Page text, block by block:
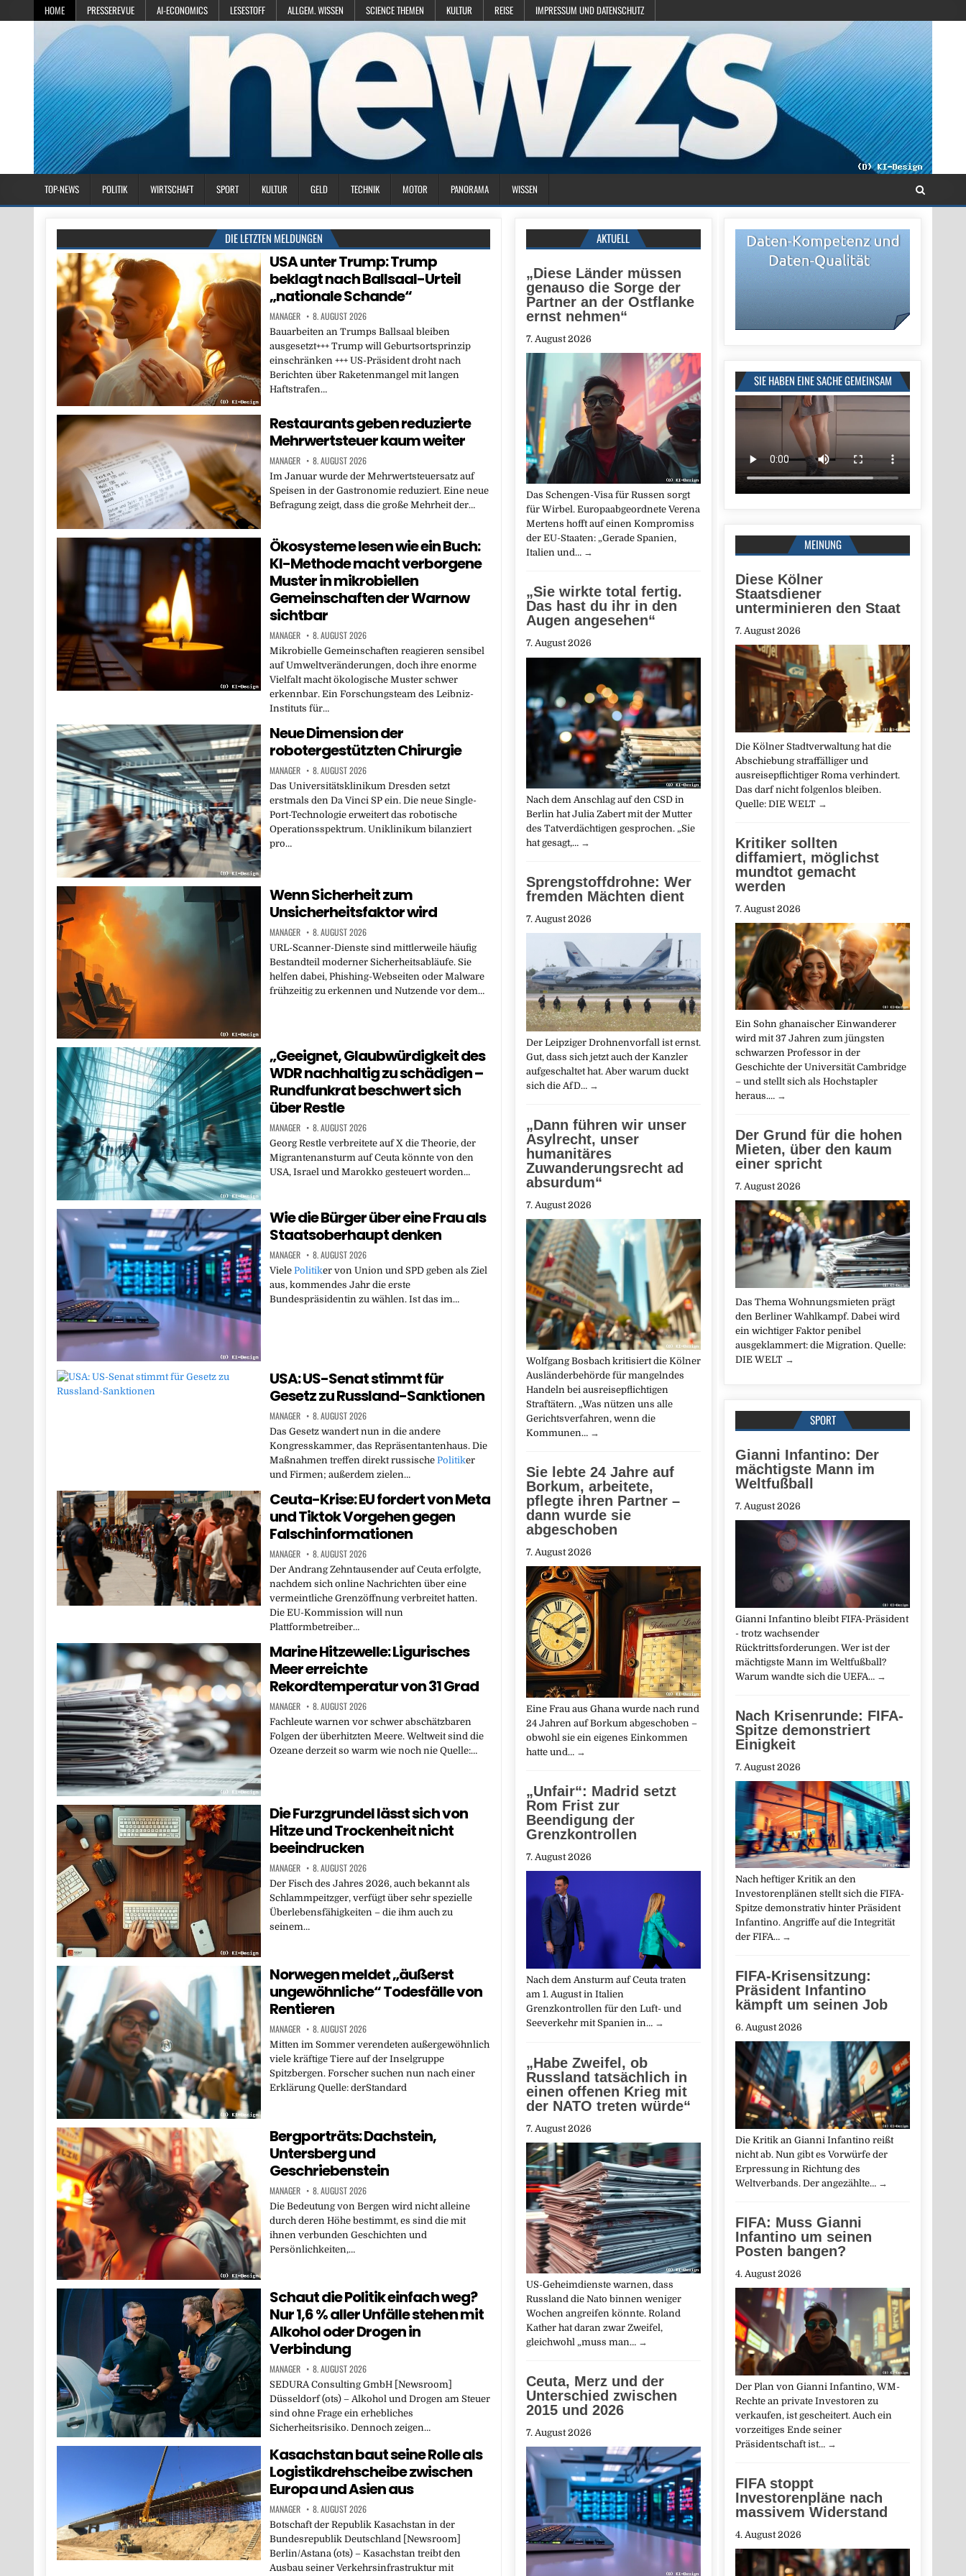
HOME PRESSEREVUE AI-ECONOMICS LESESTOFF ALLGEM. WISSEN SCIENCE THEMEN KULTUR REISE IMPRESSUM UND DATENSCHUTZ
TOP-NEWS POLITIK WIRTSCHAFT SPORT KULTUR GELD TECHNIK MOTOR PANORAMA WISSEN
DIE LETZTEN MELDUNGEN
USA unter Trump: Trump
beklagt nach Ballsaal-Urteil
„nationale Schande“
MANAGER 8. AUGUST 2026
Bauarbeiten an Trumps Ballsaal bleiben
ausgesetzt+++ Trump will Geburtsortsprinzip
einschränken +++ US-Präsident droht nach
Berichten über Raketenmangel mit langen
Haftstrafen…
Restaurants geben reduzierte
Mehrwertsteuer kaum weiter
MANAGER 8. AUGUST 2026
Im Januar wurde der Mehrwertsteuersatz auf
Speisen in der Gastronomie reduziert. Eine neue
Befragung zeigt, dass die große Mehrheit der…
Ökosysteme lesen wie ein Buch:
KI-Methode macht verborgene
Muster in mikrobiellen
Gemeinschaften der Warnow
sichtbar
MANAGER 8. AUGUST 2026
Mikrobielle Gemeinschaften reagieren sensibel
auf Umweltveränderungen, doch ihre enorme
Vielfalt macht ökologische Muster schwer
erkennbar. Ein Forschungsteam des Leibniz-
Instituts für…
Neue Dimension der
robotergestützten Chirurgie
MANAGER 8. AUGUST 2026
Das Universitätsklinikum Dresden setzt
erstmals den Da Vinci SP ein. Die neue Single-
Port-Technologie erweitert das robotische
Operationsspektrum. Uniklinikum bilanziert
pro…
Wenn Sicherheit zum
Unsicherheitsfaktor wird
MANAGER 8. AUGUST 2026
URL-Scanner-Dienste sind mittlerweile häufig
Bestandteil moderner Sicherheitsabläufe. Sie
helfen dabei, Phishing-Webseiten oder Malware
frühzeitig zu erkennen und Nutzende vor dem…
„Geeignet, Glaubwürdigkeit des
WDR nachhaltig zu schädigen –
Rundfunkrat beschwert sich
über Restle
MANAGER 8. AUGUST 2026
Georg Restle verbreitete auf X die Theorie, der
Migrantenansturm auf Ceuta könnte von den
USA, Israel und Marokko gesteuert worden…
Wie die Bürger über eine Frau als
Staatsoberhaupt denken
MANAGER 8. AUGUST 2026
Viele Politiker von Union und SPD geben als Ziel
aus, kommendes Jahr die erste
Bundespräsidentin zu wählen. Ist das im…
USA: US-Senat stimmt für
Gesetz zu Russland-Sanktionen
MANAGER 8. AUGUST 2026
Das Gesetz wandert nun in die andere
Kongresskammer, das Repräsentantenhaus. Die
Maßnahmen treffen direkt russische Politiker
und Firmen; außerdem zielen…
Ceuta-Krise: EU fordert von Meta
und Tiktok Vorgehen gegen
Falschinformationen
MANAGER 8. AUGUST 2026
Der Andrang Zehntausender auf Ceuta erfolgte,
nachdem sich online Nachrichten über eine
vermeintliche Grenzöffnung verbreitet hatten.
Die EU-Kommission will nun
Plattformbetreiber…
Marine Hitzewelle: Ligurisches
Meer erreichte
Rekordtemperatur von 31 Grad
MANAGER 8. AUGUST 2026
Fachleute warnen vor schwer abschätzbaren
Folgen der überhitzten Meere. Weltweit sind die
Ozeane derzeit so warm wie noch nie Quelle:…
Die Furzgrundel lässt sich von
Hitze und Trockenheit nicht
beeindrucken
MANAGER 8. AUGUST 2026
Der Fisch des Jahres 2026, auch bekannt als
Schlammpeitzger, verfügt über sehr spezielle
Überlebensfähigkeiten – die ihm auch zu
seinem…
Norwegen meldet „äußerst
ungewöhnliche“ Todesfälle von
Rentieren
MANAGER 8. AUGUST 2026
Mitten im Sommer verendeten außergewöhnlich
viele kräftige Tiere auf der Inselgruppe
Spitzbergen. Forscher suchen nun nach einer
Erklärung Quelle: derStandard
Bergporträts: Dachstein,
Untersberg und
Geschriebenstein
MANAGER 8. AUGUST 2026
Die Bedeutung von Bergen wird nicht alleine
durch deren Höhe bestimmt, es sind die mit
ihnen verbunden Geschichten und
Persönlichkeiten,…
Schaut die Politik einfach weg?
Nur 1,6 % aller Unfälle stehen mit
Alkohol oder Drogen in
Verbindung
MANAGER 8. AUGUST 2026
SEDURA Consulting GmbH [Newsroom]
Düsseldorf (ots) – Alkohol und Drogen am Steuer
sind ohne Frage ein erhebliches
Sicherheitsrisiko. Dennoch zeigen…
Kasachstan baut seine Rolle als
Logistikdrehscheibe zwischen
Europa und Asien aus
MANAGER 8. AUGUST 2026
Botschaft der Republik Kasachstan in der
Bundesrepublik Deutschland [Newsroom]
Berlin/Astana (ots) – Kasachstan treibt den
Ausbau seiner Verkehrsinfrastruktur mit
SIE HABEN EINE SACHE GEMEINSAM
MEINUNG
Diese Kölner
Staatsdiener
unterminieren den Staat
7. August 2026
Die Kölner Stadtverwaltung hat die
Abschiebung straffälliger und
ausreisepflichtiger Roma verhindert.
Das darf nicht folgenlos bleiben.
Quelle: DIE WELT →
Kritiker sollten
diffamiert, möglichst
mundtot gemacht
werden
7. August 2026
Ein Sohn ghanaischer Einwanderer
wird mit 37 Jahren zum jüngsten
schwarzen Professor in der
Geschichte der Universität Cambridge
– und stellt sich als Hochstapler
heraus.… →
Der Grund für die hohen
Mieten, über den kaum
einer spricht
7. August 2026
Das Thema Wohnungsmieten prägt
den Berliner Wahlkampf. Dabei wird
ein wichtiger Faktor penibel
ausgeklammert: die Migration. Quelle:
DIE WELT →
SPORT
Gianni Infantino: Der
mächtigste Mann im
Weltfußball
7. August 2026
Gianni Infantino bleibt FIFA-Präsident
- trotz wachsender
Rücktrittsforderungen. Wer ist der
mächtigste Mann im Weltfußball?
Warum wandte sich die UEFA… →
Nach Krisenrunde: FIFA-
Spitze demonstriert
Einigkeit
7. August 2026
Nach heftiger Kritik an den
Investorenplänen stellt sich die FIFA-
Spitze demonstrativ hinter Präsident
Infantino. Angriffe auf die Integrität
der FIFA… →
FIFA-Krisensitzung:
Präsident Infantino
kämpft um seinen Job
6. August 2026
Die Kritik an Gianni Infantino reißt
nicht ab. Nun gibt es Vorwürfe der
Erpressung in Richtung des
Weltverbands. Der angezählte… →
FIFA: Muss Gianni
Infantino um seinen
Posten bangen?
4. August 2026
Der Plan von Gianni Infantino, WM-
Rechte an private Investoren zu
verkaufen, ist gescheitert. Auch ein
vorzeitiges Ende seiner
Präsidentschaft ist… →
FIFA stoppt
Investorenpläne nach
massivem Widerstand
4. August 2026
AKTUELL
„Diese Länder müssen
genauso die Sorge der
Partner an der Ostflanke
ernst nehmen“
7. August 2026
Das Schengen-Visa für Russen sorgt
für Wirbel. Europaabgeordnete Verena
Mertens hofft auf einen Kompromiss
der EU-Staaten: „Gerade Spanien,
Italien und… →
„Sie wirkte total fertig.
Das hast du ihr in den
Augen angesehen“
7. August 2026
Nach dem Anschlag auf den CSD in
Berlin hat Julia Zabert mit der Mutter
des Tatverdächtigen gesprochen. „Sie
hat gesagt,… →
Sprengstoffdrohne: Wer
fremden Mächten dient
7. August 2026
Der Leipziger Drohnenvorfall ist ernst.
Gut, dass sich jetzt auch der Kanzler
aufgeschaltet hat. Aber warum duckt
sich die AfD… →
„Dann führen wir unser
Asylrecht, unser
humanitäres
Zuwanderungsrecht ad
absurdum“
7. August 2026
Wolfgang Bosbach kritisiert die Kölner
Ausländerbehörde für mangelndes
Handeln bei ausreisepflichtigen
Straftätern. „Was nützen uns alle
Gerichtsverfahren, wenn die
Kommunen… →
Sie lebte 24 Jahre auf
Borkum, arbeitete,
pflegte ihren Partner –
dann wurde sie
abgeschoben
7. August 2026
Eine Frau aus Ghana wurde nach rund
24 Jahren auf Borkum abgeschoben –
obwohl sie ein eigenes Einkommen
hatte und… →
„Unfair“: Madrid setzt
Rom Frist zur
Beendigung der
Grenzkontrollen
7. August 2026
Nach dem Ansturm auf Ceuta traten
am 1. August in Italien
Grenzkontrollen für den Luft- und
Seeverkehr mit Spanien in… →
„Habe Zweifel, ob
Russland tatsächlich in
einen offenen Krieg mit
der NATO treten würde“
7. August 2026
US-Geheimdienste warnen, dass
Russland die Nato binnen weniger
Wochen angreifen könnte. Roland
Kather hat daran zwar Zweifel,
gleichwohl „muss man… →
Ceuta, Merz und der
Unterschied zwischen
2015 und 2026
7. August 2026